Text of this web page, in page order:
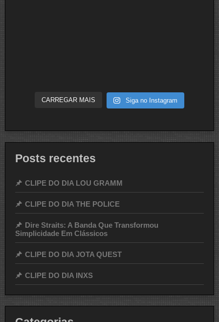
CARREGAR MAIS Siga no Instagram
Posts recentes
CLIPE DO DIA LOU GRAMM
CLIPE DO DIA THE POLICE
Dire Straits: A Banda Que Transformou
Simplicidade Em Clássicos
CLIPE DO DIA JOTA QUEST
CLIPE DO DIA INXS